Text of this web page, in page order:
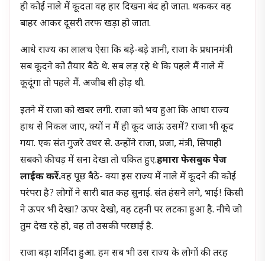
ही कोई नाले में कूदता वह हार दिखना बंद हो जाता. थककर वह
बाहर आकर दूसरी तरफ खड़ा हो जाता.
आधे राज्य का लालच ऐसा कि बडे़-बडे़ ज्ञानी, राजा के प्रधानमंत्री
सब कूदने को तैयार बैठे थे. सब लड़ रहे थे कि पहले मैं नाले में
कूदूंगा तो पहले मैं. अजीब सी होड़ थी.
इतने में राजा को खबर लगी. राजा को भय हुआ कि आधा राज्य
हाथ से निकल जाए, क्यों न मैं ही कूद जाऊं उसमें? राजा भी कूद
गया. एक संत गुजरे उधर से. उन्होंने राजा, प्रजा, मंत्री, सिपाही
सबको कीचड़ में सना देखा तो चकित हुए.हमारा फेसबुक पेज
लाईक करें.वह पूछ बैठे- क्या इस राज्य में नाले में कूदने की कोई
परंपरा है? लोगों ने सारी बात कह सुनाई. संत हंसने लगे, भाई! किसी
ने ऊपर भी देखा? ऊपर देखो, वह टहनी पर लटका हुआ है. नीचे जो
तुम देख रहे हो, वह तो उसकी परछाई है.
राजा बड़ा शर्मिंदा हुआ. हम सब भी उस राज्य के लोगों की तरह